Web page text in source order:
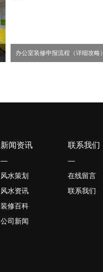
办公室装修申报流程（详细攻略）
新闻资讯
—
风水策划
风水资讯
装修百科
公司新闻
联系我们
—
在线留言
联系我们